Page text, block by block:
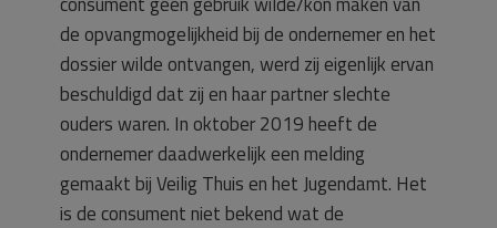
de opvangmogelijkheid bij de ondernemer en het
dossier wilde ontvangen, werd zij eigenlijk ervan
beschuldigd dat zij en haar partner slechte
ouders waren. In oktober 2019 heeft de
ondernemer daadwerkelijk een melding
gemaakt bij Veilig Thuis en het Jugendamt. Het
is de consument niet bekend wat de